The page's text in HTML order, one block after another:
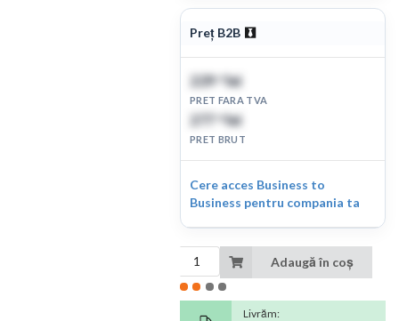
Preț B2B
229 lei
PRET FARA TVA
277 lei
PRET BRUT
Cere acces Business to
Business pentru compania ta
Adaugă în coș
Livrăm: